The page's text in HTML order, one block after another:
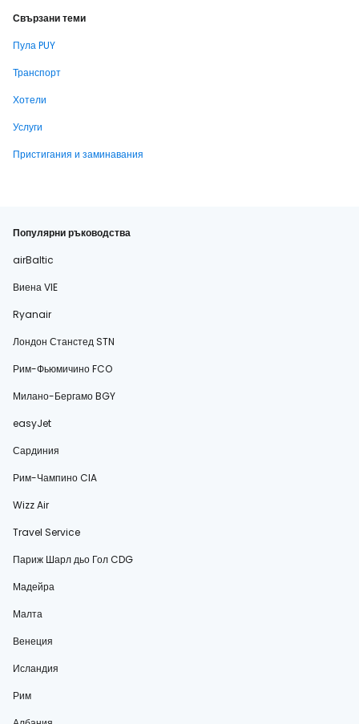
Свързани теми
Пула PUY
Транспорт
Хотели
Услуги
Пристигания и заминавания
Популярни ръководства
airBaltic
Виена VIE
Ryanair
Лондон Станстед STN
Рим-Фьюмичино FCO
Милано-Бергамо BGY
easyJet
Сардиния
Рим-Чампино CIA
Wizz Air
Travel Service
Париж Шарл дьо Гол CDG
Мадейра
Малта
Венеция
Исландия
Рим